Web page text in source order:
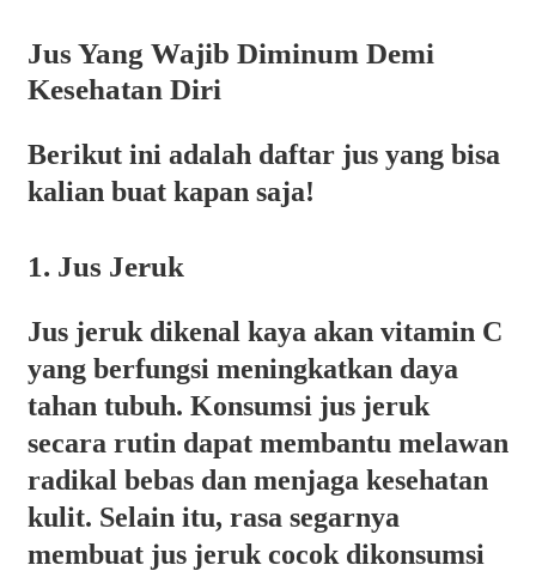
Jus Yang Wajib Diminum Demi
Kesehatan Diri
Berikut ini adalah daftar jus yang bisa
kalian buat kapan saja!
1. Jus Jeruk
Jus jeruk dikenal kaya akan vitamin C
yang berfungsi meningkatkan daya
tahan tubuh. Konsumsi jus jeruk
secara rutin dapat membantu melawan
radikal bebas dan menjaga kesehatan
kulit. Selain itu, rasa segarnya
membuat jus jeruk cocok dikonsumsi